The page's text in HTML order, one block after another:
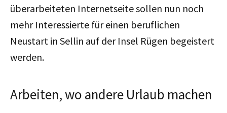
überarbeiteten Internetseite sollen nun noch
mehr Interessierte für einen beruflichen
Neustart in Sellin auf der Insel Rügen begeistert
werden.
Arbeiten, wo andere Urlaub machen